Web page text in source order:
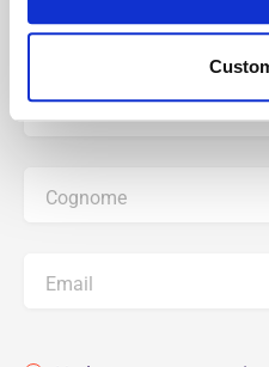
Inizia creando il tuo profilo
Cognome
Email